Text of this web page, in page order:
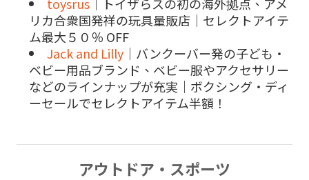
リカ合衆国発祥の玩具量販店｜セレクトアイテ
ム最大５０％ OFF
Jack and Lilly ｜バンクーバー発の子ども・
ベビー用品ブランド、ベビー服やアクセサリー
などのラインナップが充実｜ボクシング・ディ
ーセールでセレクトアイテム半額！
アウトドア・スポーツ